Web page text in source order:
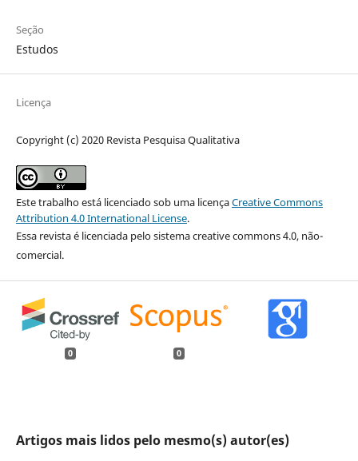
Seção
Estudos
Licença
Copyright (c) 2020 Revista Pesquisa Qualitativa
Este trabalho está licenciado sob uma licençaCreative Commons
Attribution 4.0 International License.
Essa revista é licenciada pelo sistema creative commons 4.0, não-
comercial.
0 0
Artigos mais lidos pelo mesmo(s) autor(es)